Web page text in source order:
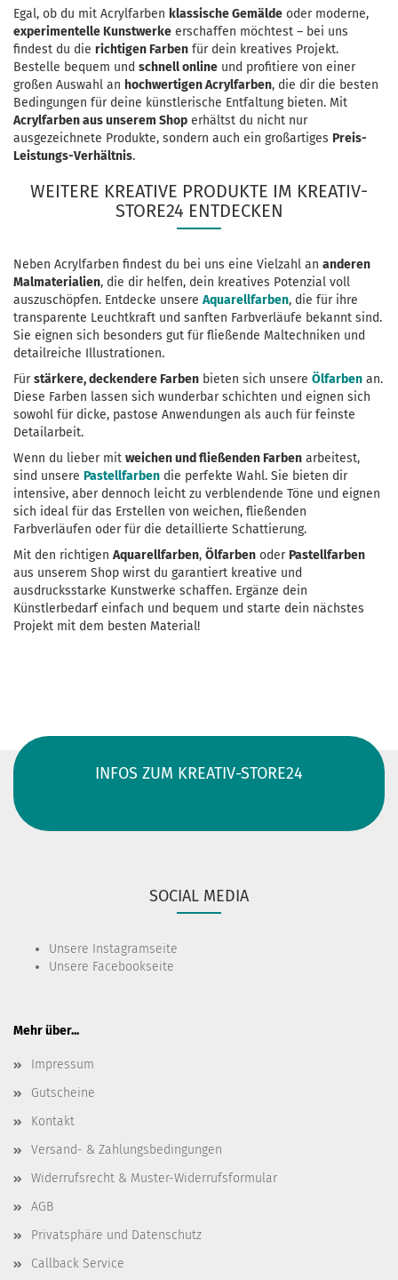
Egal, ob du mit Acrylfarben klassische Gemälde oder moderne,
experimentelle Kunstwerke erschaffen möchtest – bei uns
findest du die richtigen Farben für dein kreatives Projekt.
Bestelle bequem und schnell online und profitiere von einer
großen Auswahl an hochwertigen Acrylfarben, die dir die besten
Bedingungen für deine künstlerische Entfaltung bieten. Mit
Acrylfarben aus unserem Shop erhältst du nicht nur
ausgezeichnete Produkte, sondern auch ein großartiges Preis-
Leistungs-Verhältnis.
WEITERE KREATIVE PRODUKTE IM KREATIV-
STORE24 ENTDECKEN
Neben Acrylfarben findest du bei uns eine Vielzahl an anderen
Malmaterialien, die dir helfen, dein kreatives Potenzial voll
auszuschöpfen. Entdecke unsere Aquarellfarben, die für ihre
transparente Leuchtkraft und sanften Farbverläufe bekannt sind.
Sie eignen sich besonders gut für fließende Maltechniken und
detailreiche Illustrationen.
Fürstärkere, deckendere Farben bieten sich unsere Ölfarben an.
Diese Farben lassen sich wunderbar schichten und eignen sich
sowohl für dicke, pastose Anwendungen als auch für feinste
Detailarbeit.
Wenn du lieber mit weichen und fließenden Farben arbeitest,
sind unsere Pastellfarben die perfekte Wahl. Sie bieten dir
intensive, aber dennoch leicht zu verblendende Töne und eignen
sich ideal für das Erstellen von weichen, fließenden
Farbverläufen oder für die detaillierte Schattierung.
Mit den richtigen Aquarellfarben, Ölfarben oder Pastellfarben
aus unserem Shop wirst du garantiert kreative und
ausdrucksstarke Kunstwerke schaffen. Ergänze dein
Künstlerbedarf einfach und bequem und starte dein nächstes
Projekt mit dem besten Material!
INFOS ZUM KREATIV-STORE24
SOCIAL MEDIA
Unsere Instagramseite
Unsere Facebookseite
Mehr über...
Impressum
Gutscheine
Kontakt
Versand- & Zahlungsbedingungen
Widerrufsrecht & Muster-Widerrufsformular
AGB
Privatsphäre und Datenschutz
Callback Service